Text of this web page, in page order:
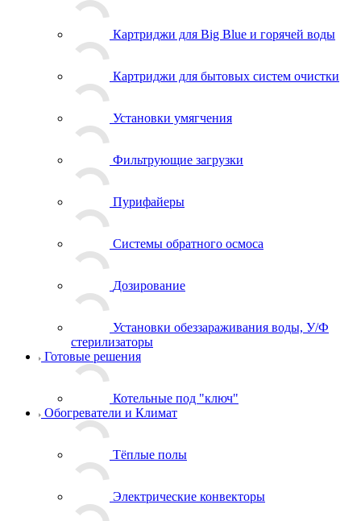
Картриджи для Big Blue и горячей воды
Картриджи для бытовых систем очистки
Установки умягчения
Фильтрующие загрузки
Пурифайеры
Системы обратного осмоса
Дозирование
Установки обеззараживания воды, У/Ф
стерилизаторы
Готовые решения
Котельные под "ключ"
Обогреватели и Климат
Тёплые полы
Электрические конвекторы